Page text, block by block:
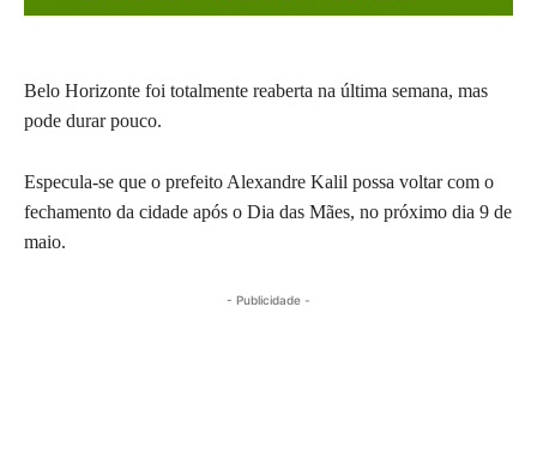
Belo Horizonte foi totalmente reaberta na última semana, mas
pode durar pouco.
Especula-se que o prefeito Alexandre Kalil possa voltar com o
fechamento da cidade após o Dia das Mães, no próximo dia 9 de
maio.
- Publicidade -